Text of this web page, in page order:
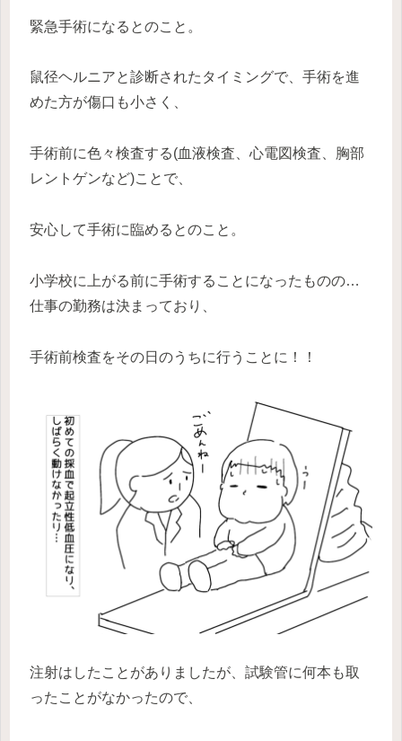
緊急手術になるとのこと。
鼠径ヘルニアと診断されたタイミングで、手術を進
めた方が傷口も小さく、
手術前に色々検査する(血液検査、心電図検査、胸部
レントゲンなど)ことで、
安心して手術に臨めるとのこと。
小学校に上がる前に手術することになったものの…
仕事の勤務は決まっており、
手術前検査をその日のうちに行うことに！！
注射はしたことがありましたが、試験管に何本も取
ったことがなかったので、